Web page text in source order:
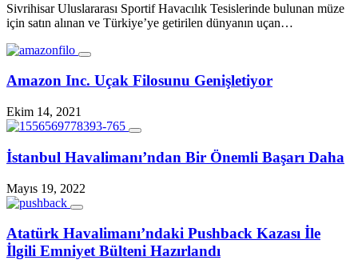
Sivrihisar Uluslararası Sportif Havacılık Tesislerinde bulunan müze
için satın alınan ve Türkiye’ye getirilen dünyanın uçan…
Amazon Inc. Uçak Filosunu Genişletiyor
Ekim 14, 2021
İstanbul Havalimanı’ndan Bir Önemli Başarı Daha
Mayıs 19, 2022
Atatürk Havalimanı’ndaki Pushback Kazası İle
İlgili Emniyet Bülteni Hazırlandı